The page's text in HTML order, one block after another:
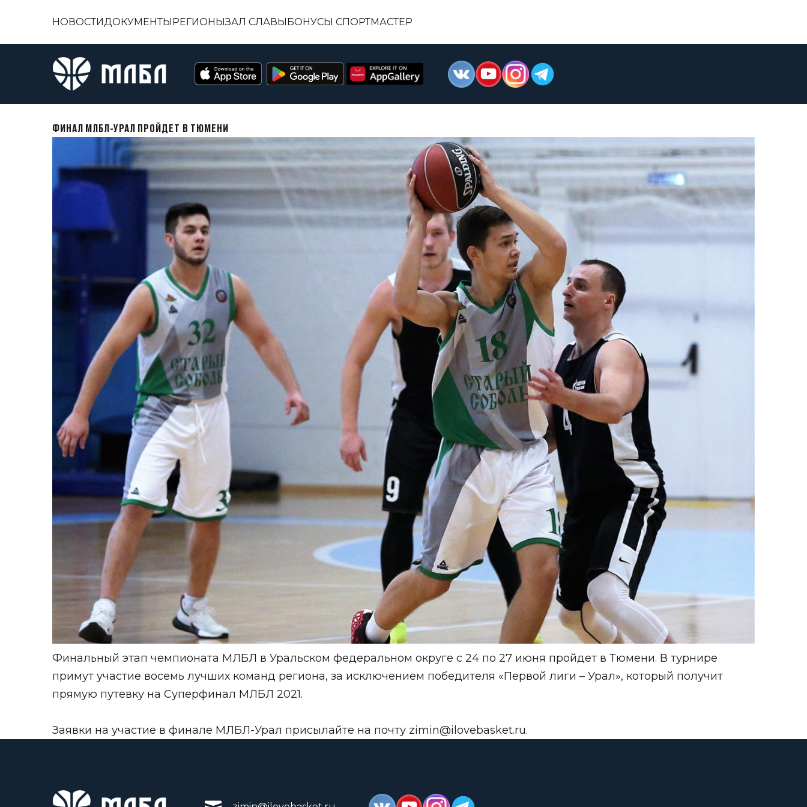
НОВОСТИДОКУМЕНТЫРЕГИОНЫЗАЛ СЛАВЫБОНУСЫ СПОРТМАСТЕР
ФИНАЛ МЛБЛ-УРАЛ ПРОЙДЕТ В ТЮМЕНИ
Финальный этап чемпионата МЛБЛ в Уральском федеральном округе с 24 по 27 июня пройдет в Тюмени. В турнире
примут участие восемь лучших команд региона, за исключением победителя «Первой лиги – Урал», который получит
прямую путевку на Суперфинал МЛБЛ 2021.
Заявки на участие в финале МЛБЛ-Урал присылайте на почту zimin@ilovebasket.ru.